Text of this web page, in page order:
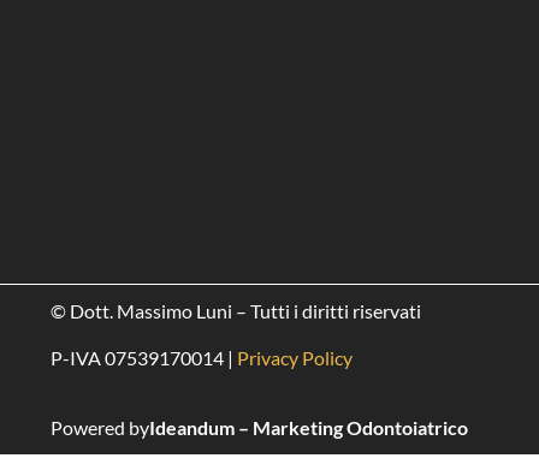
© Dott. Massimo Luni – Tutti i diritti riservati
P-IVA 07539170014 | Privacy Policy
Powered byIdeandum – Marketing Odontoiatrico